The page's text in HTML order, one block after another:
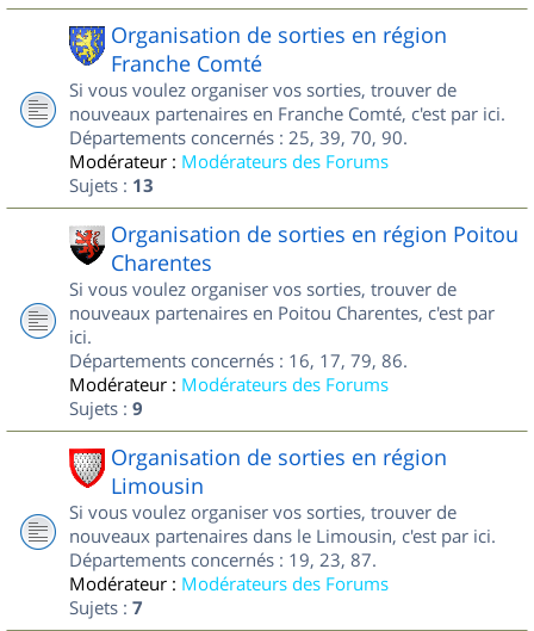
Organisation de sorties en région
Franche Comté
Si vous voulez organiser vos sorties, trouver de
nouveaux partenaires en Franche Comté, c'est par ici.
Départements concernés : 25, 39, 70, 90.
Modérateur : Modérateurs des Forums
Sujets : 13
Organisation de sorties en région Poitou
Charentes
Si vous voulez organiser vos sorties, trouver de
nouveaux partenaires en Poitou Charentes, c'est par
ici.
Départements concernés : 16, 17, 79, 86.
Modérateur : Modérateurs des Forums
Sujets : 9
Organisation de sorties en région
Limousin
Si vous voulez organiser vos sorties, trouver de
nouveaux partenaires dans le Limousin, c'est par ici.
Départements concernés : 19, 23, 87.
Modérateur : Modérateurs des Forums
Sujets : 7